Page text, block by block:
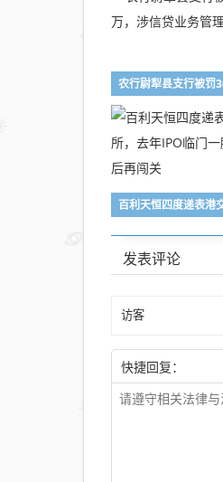
发表评论
快捷回复：